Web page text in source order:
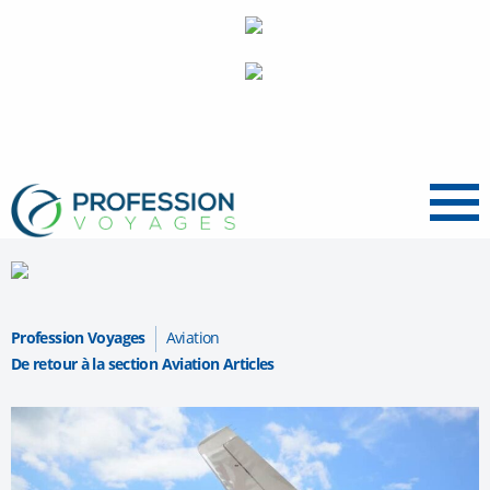
Menu
Profession Voyages
Aviation
De retour à la section Aviation Articles